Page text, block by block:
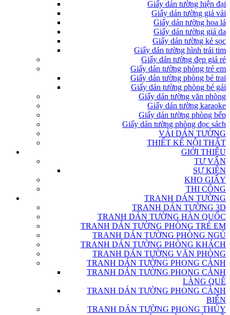
Giấy dán tường hiện đại
Giấy dán tường giả vải
Giấy dán tường hoa lá
Giấy dán tường giả da
Giấy dán tường kẻ sọc
Giấy dán tường hình trái tim
Giấy dán tường đẹp giá rẻ
Giấy dán tường phòng trẻ em
Giấy dán tường phòng bé trai
Giấy dán tường phòng bé gái
Giấy dán tường văn phòng
Giấy dán tường karaoke
Giấy dán tường phòng bếp
Giấy dán tường phòng đọc sách
VẢI DÁN TƯỜNG
THIẾT KẾ NỘI THẤT
GIỚI THIỆU
TƯ VẤN
SỰ KIỆN
KHO GIẤY
THI CÔNG
TRANH DÁN TƯỜNG
TRANH DÁN TƯỜNG 3D
TRANH DÁN TƯỜNG HÀN QUỐC
TRANH DÁN TƯỜNG PHÒNG TRẺ EM
TRANH DÁN TƯỜNG PHÒNG NGỦ
TRANH DÁN TƯỜNG PHÒNG KHÁCH
TRANH DÁN TƯỜNG VĂN PHÒNG
TRANH DÁN TƯỜNG PHONG CẢNH
TRANH DÁN TƯỜNG PHONG CẢNH
LÀNG QUÊ
TRANH DÁN TƯỜNG PHONG CẢNH
BIỂN
TRANH DÁN TƯỜNG PHONG THỦY